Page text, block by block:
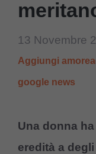
13 Novembre
Aggiungi
google news
Una donna
eredità a